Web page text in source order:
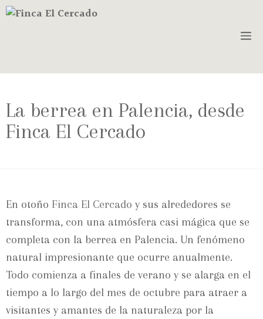
La berrea en Palencia, desde
Finca El Cercado
En otoño Finca El Cercado y sus alrededores se
transforma, con una atmósfera casi mágica que se
completa con la berrea en Palencia. Un fenómeno
natural impresionante que ocurre anualmente.
Todo comienza a finales de verano y se alarga en el
tiempo a lo largo del mes de octubre para atraer a
visitantes y amantes de la naturaleza por la